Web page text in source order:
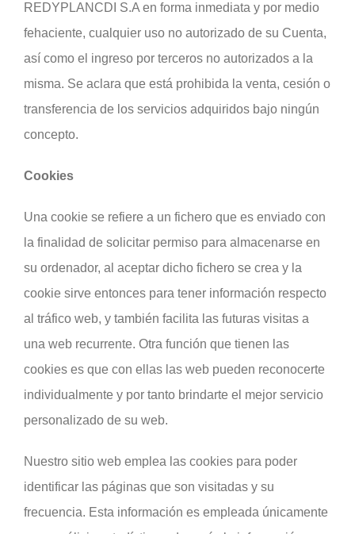
REDYPLANCDI S.A en forma inmediata y por medio
fehaciente, cualquier uso no autorizado de su Cuenta,
así como el ingreso por terceros no autorizados a la
misma. Se aclara que está prohibida la venta, cesión o
transferencia de los servicios adquiridos bajo ningún
concepto.
Cookies
Una cookie se refiere a un fichero que es enviado con
la finalidad de solicitar permiso para almacenarse en
su ordenador, al aceptar dicho fichero se crea y la
cookie sirve entonces para tener información respecto
al tráfico web, y también facilita las futuras visitas a
una web recurrente. Otra función que tienen las
cookies es que con ellas las web pueden reconocerte
individualmente y por tanto brindarte el mejor servicio
personalizado de su web.
Nuestro sitio web emplea las cookies para poder
identificar las páginas que son visitadas y su
frecuencia. Esta información es empleada únicamente